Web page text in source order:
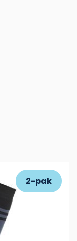
2-pak